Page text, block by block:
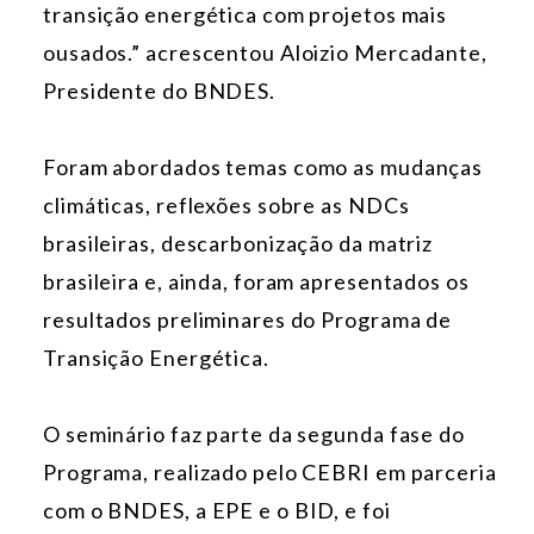
transição energética com projetos mais
ousados.” acrescentou Aloizio Mercadante,
Presidente do BNDES.
Foram abordados temas como as mudanças
climáticas, reflexões sobre as NDCs
brasileiras, descarbonização da matriz
brasileira e, ainda, foram apresentados os
resultados preliminares do Programa de
Transição Energética.
O seminário faz parte da segunda fase do
Programa, realizado pelo CEBRI em parceria
com o BNDES, a EPE e o BID, e foi